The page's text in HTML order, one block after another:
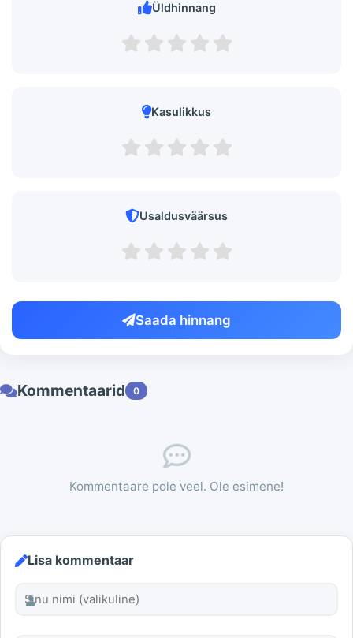
Üldhinnang
Kasulikkus
Usaldusväärsus
Saada hinnang
Kommentaarid 0
Kommentaare pole veel. Ole esimene!
Lisa kommentaar